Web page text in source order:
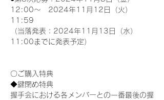
12:00～　2024年11月12日（火）
11:59
（当落発表：2024年11月13日（水）
11:00までに発表予定）
〇ご購入特典
◆鍵閉め特典
握手会における各メンバーとの一番最後の握